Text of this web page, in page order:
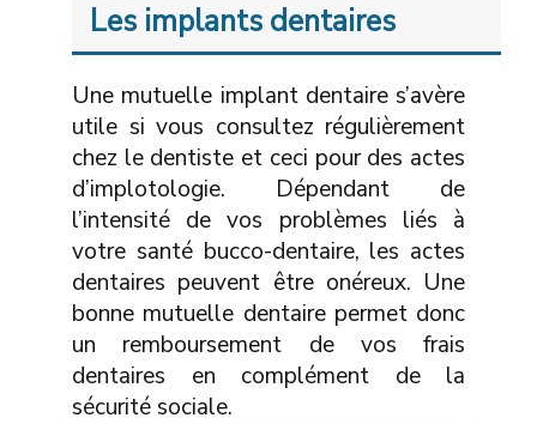
Les implants dentaires
Une mutuelle implant dentaire s’avère
utile si vous consultez régulièrement
chez le dentiste et ceci pour des actes
d’implotologie. Dépendant de
l’intensité de vos problèmes liés à
votre santé bucco-dentaire, les actes
dentaires peuvent être onéreux. Une
bonne mutuelle dentaire permet donc
un remboursement de vos frais
dentaires en complément de la
sécurité sociale.